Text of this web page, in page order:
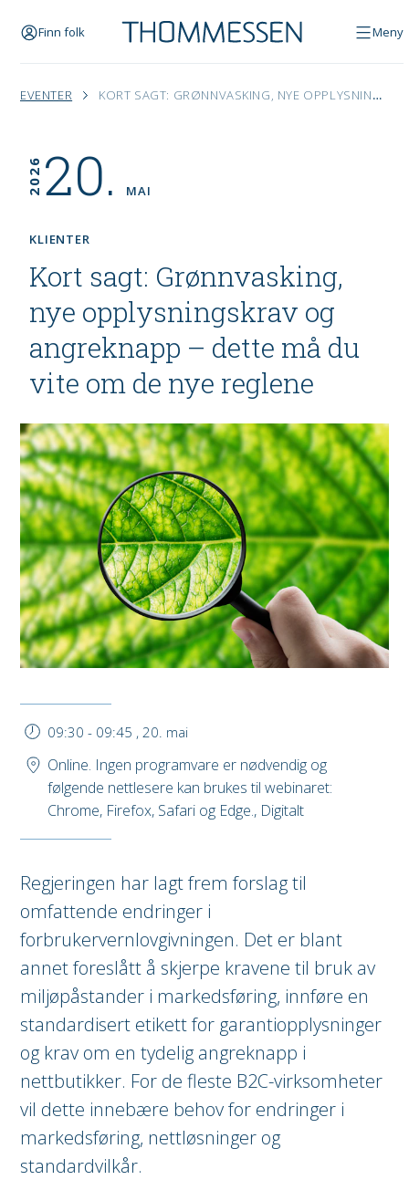
Finn folk Meny
EVENTER KORT SAGT: GRØNNVASKING, NYE OPPLYSNINGSKRAV OG ANGREKNAPP – DETTE MÅ DU VITE OM DE NYE REGLENE
20. MAI
2026
KLIENTER
Kort sagt: Grønnvasking,
nye opplysningskrav og
angreknapp – dette må du
vite om de nye reglene
09:30 - 09:45 , 20. mai
Online. Ingen programvare er nødvendig og
følgende nettlesere kan brukes til webinaret:
Chrome, Firefox, Safari og Edge., Digitalt
Regjeringen har lagt frem forslag til
omfattende endringer i
forbrukervernlovgivningen. Det er blant
annet foreslått å skjerpe kravene til bruk av
miljøpåstander i markedsføring, innføre en
standardisert etikett for garantiopplysninger
og krav om en tydelig angreknapp i
nettbutikker. For de fleste B2C-virksomheter
vil dette innebære behov for endringer i
markedsføring, nettløsninger og
standardvilkår.